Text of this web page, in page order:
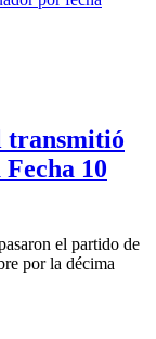
transmitió
10
el partido de
por la décima